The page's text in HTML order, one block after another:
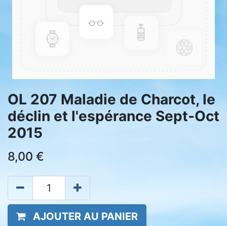
OL 207 Maladie de Charcot, le
déclin et l'espérance Sept-Oct
2015
8,00 €
AJOUTER AU PANIER